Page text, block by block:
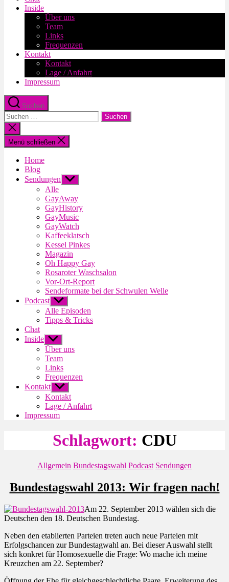
Inside
Über uns
Team
Links
Frequenzen
Kontakt
Kontakt
Lage / Anfahrt
Impressum
Suchen
Suche
nach:
Suche
schließen
Menü schließen
Home
Blog
Sendungen Untermenü
anzeigen
Alle
GayAway
GayHistory
GayMusic
GayWatch
Kaffeeklatsch
Kessel Pinkes
Magazin
Oh Happy Gay
Rosaroter Waschsalon
Vor-Ort-Report
Sendeformate bei der Schwulen Welle
Podcast Untermenü
anzeigen
Alle Episoden
Tipps & Tricks
Chat
Inside Untermenü
anzeigen
Über uns
Team
Links
Frequenzen
Kontakt Untermenü
anzeigen
Kontakt
Lage / Anfahrt
Impressum
Schlagwort: CDU
Kategorien
Allgemein Bundestagswahl Podcast Sendungen
Bundestagswahl 2013: Wir fragen nach!
Am 22. September 2013 wählen sich die
Deutschen den 18. Deutschen Bundestag.
Neben den etablierten Parteien treten auch neue Parteien mit
Erfolgschancen zur Bundestagwahl an. Bei dieser Auswahl stellt
sich konkret für Homosexuelle die Frage: Wo mache ich meine
Kreuzchen am 22. September?